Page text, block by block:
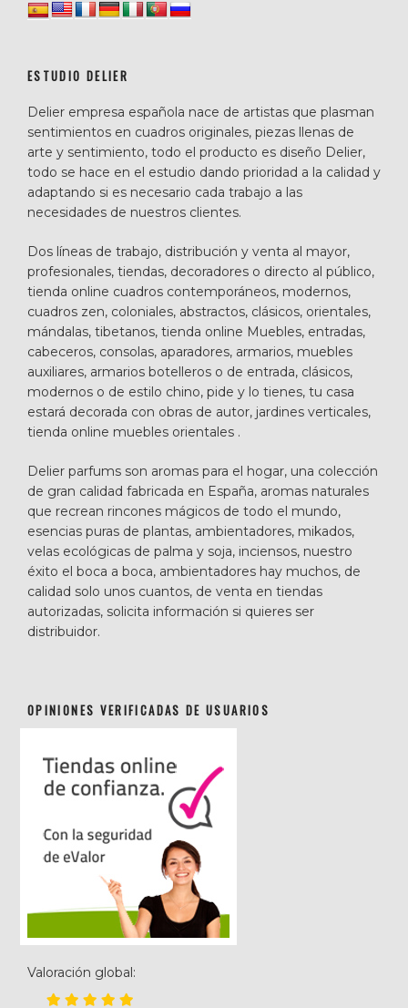
ESTUDIO DELIER
Delier empresa española nace de artistas que plasman
sentimientos en cuadros originales, piezas llenas de
arte y sentimiento, todo el producto es diseño Delier,
todo se hace en el estudio dando prioridad a la calidad y
adaptando si es necesario cada trabajo a las
necesidades de nuestros clientes.
Dos líneas de trabajo, distribución y venta al mayor,
profesionales, tiendas, decoradores o directo al público,
tienda online cuadros contemporáneos, modernos,
cuadros zen, coloniales, abstractos, clásicos, orientales,
mándalas, tibetanos, tienda online Muebles, entradas,
cabeceros, consolas, aparadores, armarios, muebles
auxiliares, armarios botelleros o de entrada, clásicos,
modernos o de estilo chino, pide y lo tienes, tu casa
estará decorada con obras de autor, jardines verticales,
tienda online muebles orientales .
Delier parfums son aromas para el hogar, una colección
de gran calidad fabricada en España, aromas naturales
que recrean rincones mágicos de todo el mundo,
esencias puras de plantas, ambientadores, mikados,
velas ecológicas de palma y soja, inciensos, nuestro
éxito el boca a boca, ambientadores hay muchos, de
calidad solo unos cuantos, de venta en tiendas
autorizadas, solicita información si quieres ser
distribuidor.
OPINIONES VERIFICADAS DE USUARIOS
Valoración global: